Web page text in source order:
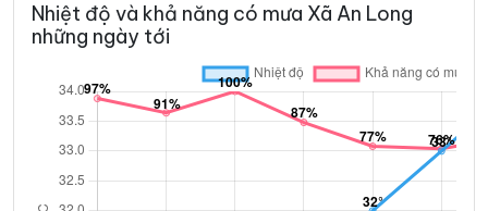
Nhiệt độ và khả năng có mưa Xã An Long
những ngày tới